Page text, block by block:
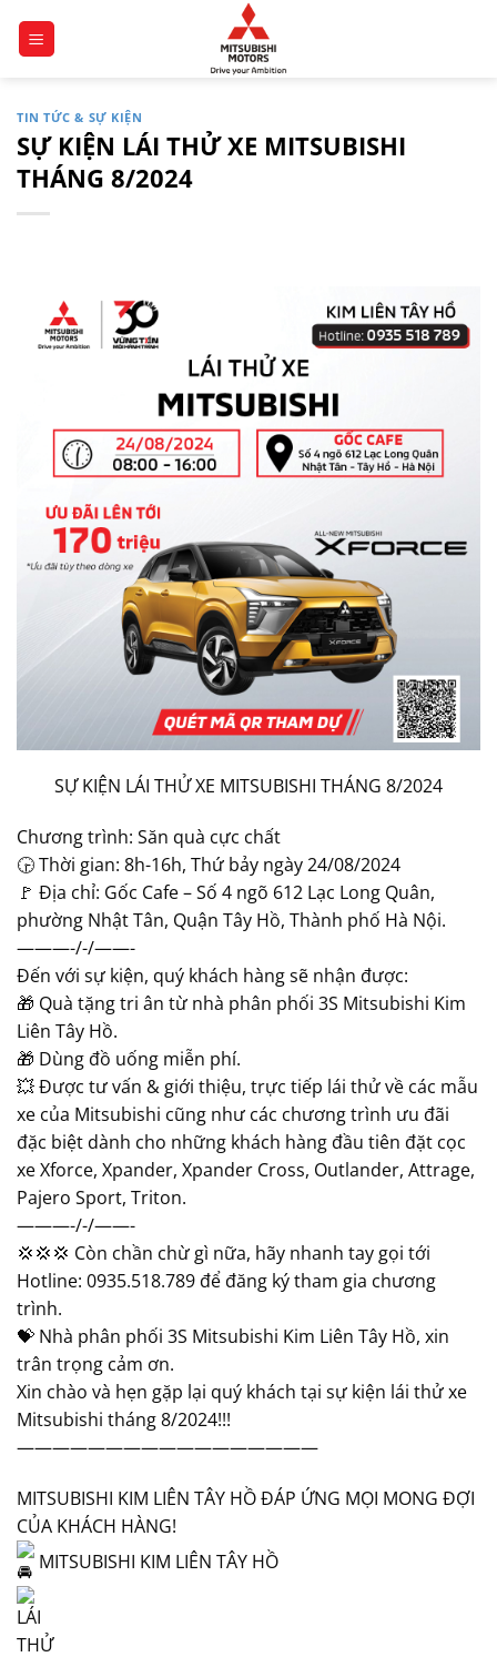
đến
TIN TỨC & SỰ KIỆN
SỰ KIỆN LÁI THỬ XE MITSUBISHI
THÁNG 8/2024
SỰ KIỆN LÁI THỬ XE MITSUBISHI THÁNG 8/2024
Chương trình: Săn quà cực chất
🕞 Thời gian: 8h-16h, Thứ bảy ngày 24/08/2024
🚩 Địa chỉ: Gốc Cafe – Số 4 ngõ 612 Lạc Long Quân,
phường Nhật Tân, Quận Tây Hồ, Thành phố Hà Nội.
———-/-/——-
Đến với sự kiện, quý khách hàng sẽ nhận được:
🎁 Quà tặng tri ân từ nhà phân phối 3S Mitsubishi Kim
Liên Tây Hồ.
🎁 Dùng đồ uống miễn phí.
💥 Được tư vấn & giới thiệu, trực tiếp lái thử về các mẫu
xe của Mitsubishi cũng như các chương trình ưu đãi
đặc biệt dành cho những khách hàng đầu tiên đặt cọc
xe Xforce, Xpander, Xpander Cross, Outlander, Attrage,
Pajero Sport, Triton.
———-/-/——-
💢💢💢 Còn chần chừ gì nữa, hãy nhanh tay gọi tới
Hotline: 0935.518.789 để đăng ký tham gia chương
trình.
💝 Nhà phân phối 3S Mitsubishi Kim Liên Tây Hồ, xin
trân trọng cảm ơn.
Xin chào và hẹn gặp lại quý khách tại sự kiện lái thử xe
Mitsubishi tháng 8/2024!!!
—————————————————
MITSUBISHI KIM LIÊN TÂY HỒ ĐÁP ỨNG MỌI MONG ĐỢI
CỦA KHÁCH HÀNG!
MITSUBISHI KIM LIÊN TÂY HỒ